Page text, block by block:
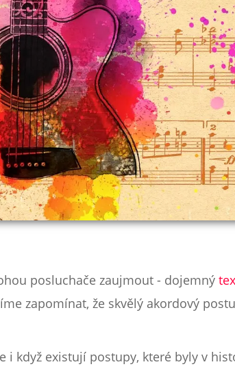
posluchače zaujmout - dojemný
zapomínat, že skvělý akordový
i když existují postupy, které byly v